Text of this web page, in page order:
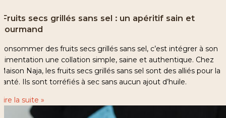
secs grillés sans sel : un apéritif sain et
des fruits secs grillés sans sel, c’est intégrer à son
une collation simple, saine et authentique. Chez
Naja, les fruits secs grillés sans sel sont des alliés pour la
Ils sont torréfiés à sec sans aucun ajout d’huile.
la suite »